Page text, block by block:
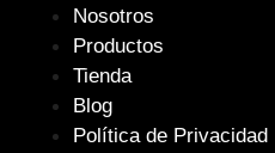
Nosotros
Productos
Tienda
Blog
Política de Privacidad